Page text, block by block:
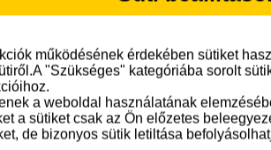
működésének érdekében sütiket
"Szükséges" kategóriába sorolt
a weboldal használatának
a sütiket csak az Ön előzetes
de bizonyos sütik letiltása